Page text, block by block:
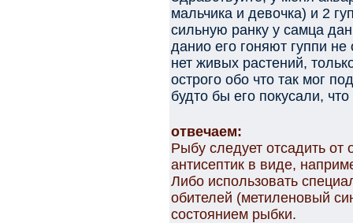
мальчика и девочка) и 2
сильную ранку у самца
данио его гоняют гуппи
нет живых растений,
острого обо что так мог
будто бы его покусали,
отвечаем:
Рыбу следует отсадить от
антисептик в виде,
Либо использовать
обителей (метиленовый
состоянием рыбки.